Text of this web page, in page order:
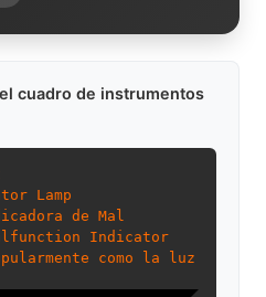
cuadro de instrumentos
Lamp
de Mal
Indicator
como la luz